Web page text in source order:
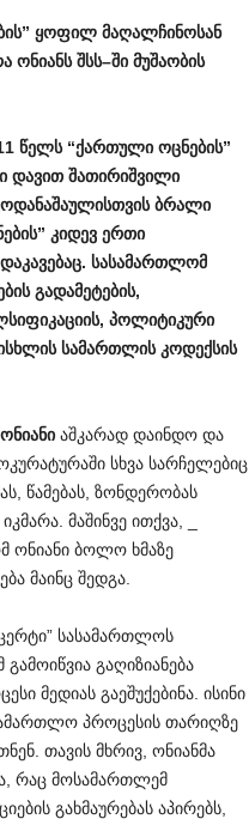
” ყოფილ მაღალჩინოსან
ონიანს შსს–ში მუშაობის
წელს“ქართული ოცნების”
დავით შათირიშვილი
ბრალი
” კიდევ ერთი
დაკავებაც. სასამართლომ
გადამეტების,
, პოლიტიკური
სამართლის კოდექსის
ონიანიაშკარად დაინდო და
სხვა სარჩელებიც
წამებას, ზონდერობას
მაშინვე ითქვა, _
ონიანი ბოლო ხმაზე
მაინც შედგა.
სასამართლოს
გაღიზიანება
მედიას გაეშუქებინა. ისინი
პროცესის თარიღზე
თავის მხრივ, ონიანმა
რაც მოსამართლემ
გახმაურებას აპირებს,